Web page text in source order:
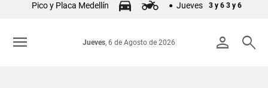
Colombia
Pico y Placa Medellín Jueves 3 y 6 3 y 6
person search
Jueves, 6 de Agosto de 2026
menu